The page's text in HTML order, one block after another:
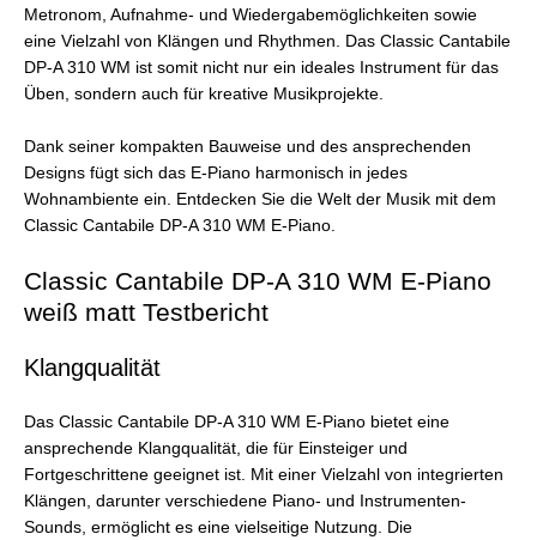
Metronom, Aufnahme- und Wiedergabemöglichkeiten sowie
eine Vielzahl von Klängen und Rhythmen. Das Classic Cantabile
DP-A 310 WM ist somit nicht nur ein ideales Instrument für das
Üben, sondern auch für kreative Musikprojekte.
Dank seiner kompakten Bauweise und des ansprechenden
Designs fügt sich das E-Piano harmonisch in jedes
Wohnambiente ein. Entdecken Sie die Welt der Musik mit dem
Classic Cantabile DP-A 310 WM E-Piano.
Classic Cantabile DP-A 310 WM E-Piano
weiß matt Testbericht
Klangqualität
Das Classic Cantabile DP-A 310 WM E-Piano bietet eine
ansprechende Klangqualität, die für Einsteiger und
Fortgeschrittene geeignet ist. Mit einer Vielzahl von integrierten
Klängen, darunter verschiedene Piano- und Instrumenten-
Sounds, ermöglicht es eine vielseitige Nutzung. Die